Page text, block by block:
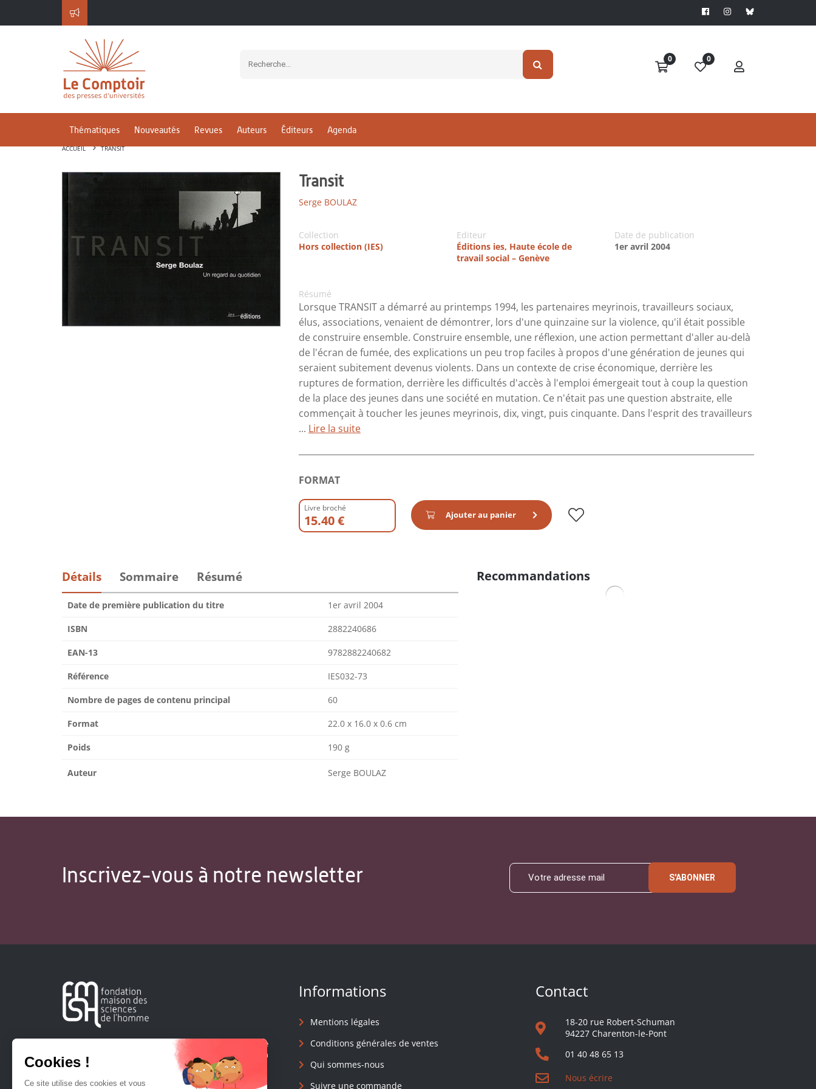
0 0
Thématiques Nouveautés Revues Auteurs Éditeurs Agenda
ACCUEIL TRANSIT
Transit
Serge BOULAZ
Collection
Hors collection (IES)
Editeur
Éditions ies, Haute école de
travail social – Genève
Date de publication
1er avril 2004
Résumé
Lorsque TRANSIT a démarré au printemps 1994, les partenaires meyrinois, travailleurs sociaux,
élus, associations, venaient de démontrer, lors d'une quinzaine sur la violence, qu'il était possible
de construire ensemble. Construire ensemble, une réflexion, une action permettant d'aller au-delà
de l'écran de fumée, des explications un peu trop faciles à propos d'une génération de jeunes qui
seraient subitement devenus violents. Dans un contexte de crise économique, derrière les
ruptures de formation, derrière les difficultés d'accès à l'emploi émergeait tout à coup la question
de la place des jeunes dans une société en mutation. Ce n'était pas une question abstraite, elle
commençait à toucher les jeunes meyrinois, dix, vingt, puis cinquante. Dans l'esprit des travailleurs
... Lire la suite
FORMAT
Livre broché
15.40 € Ajouter au panier
Détails Sommaire Résumé
Date de première publication du titre 1er avril 2004
ISBN 2882240686
EAN-13 9782882240682
Référence IES032-73
Nombre de pages de contenu principal 60
Format 22.0 x 16.0 x 0.6 cm
Poids 190 g
Auteur Serge BOULAZ
Recommandations
Inscrivez-vous à notre newsletter S'ABONNER
Créée en 1963, la Fondation Maison Sciences de l'Homme
soutient la recherche et la diffusion des connaissances en
sciences humaines et sociales.
Informations
Mentions légales
Conditions générales de ventes
Qui sommes-nous
Suivre une commande
Contact
18-20 rue Robert-Schuman
94227 Charenton-le-Pont
01 40 48 65 13
Nous écrire